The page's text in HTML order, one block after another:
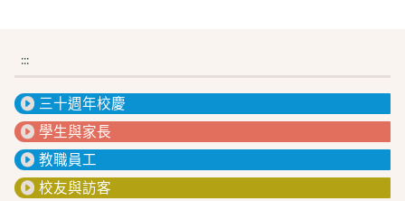
:::
三十週年校慶
學生與家長
教職員工
校友與訪客